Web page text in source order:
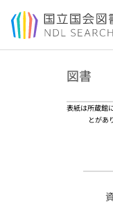
本文へ移動
図書
表紙は所蔵館
とがあ